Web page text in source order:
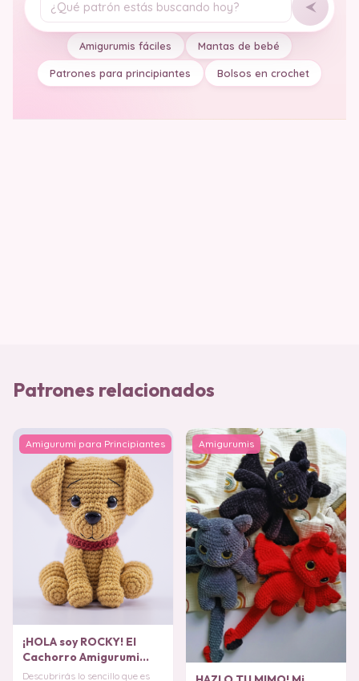
Tu pregunta
Amigurumis fáciles Mantas de bebé
Patrones para principiantes Bolsos en crochet
Patrones relacionados
Amigurumi para Principiantes
¡HOLA soy ROCKY! El
Cachorro Amigurumi
PATRÓN GRATIS
Descubrirás lo sencillo que es
Amigurumis